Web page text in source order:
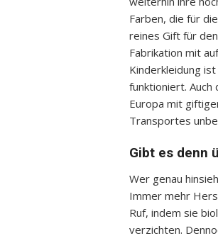
Farben, die für
reines Gift für
Fabrikation mit
Kinderkleidung
funktioniert. Auch
Europa mit
Transportes
Gibt es denn
Wer genau
Immer mehr
Ruf, indem sie
verzichten.